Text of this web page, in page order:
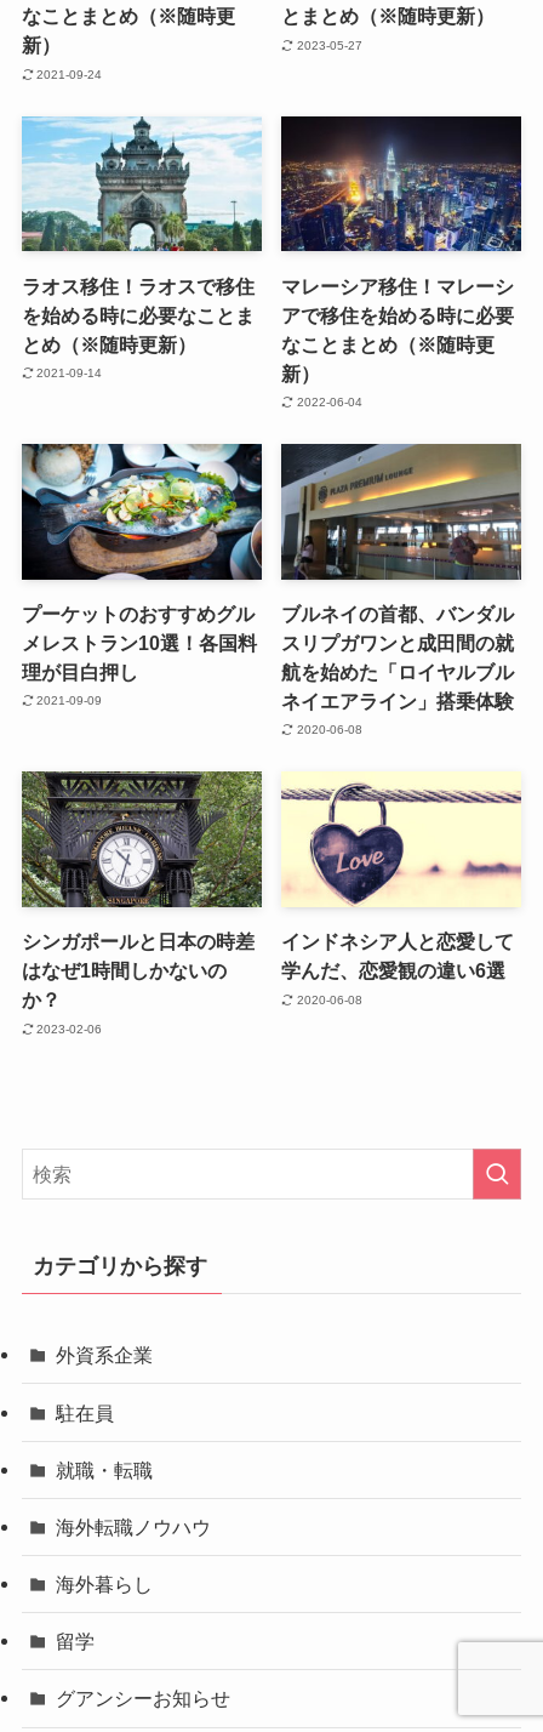
なことまとめ（※随時更
新）
2021-09-24
とまとめ（※随時更新）
2023-05-27
ラオス移住！ラオスで移住
を始める時に必要なことま
とめ（※随時更新）
2021-09-14
マレーシア移住！マレーシ
アで移住を始める時に必要
なことまとめ（※随時更
新）
2022-06-04
プーケットのおすすめグル
メレストラン10選！各国料
理が目白押し
2021-09-09
ブルネイの首都、バンダル
スリプガワンと成田間の就
航を始めた「ロイヤルブル
ネイエアライン」搭乗体験
2020-06-08
シンガポールと日本の時差
はなぜ1時間しかないの
か？
2023-02-06
インドネシア人と恋愛して
学んだ、恋愛観の違い6選
2020-06-08
カテゴリから探す
外資系企業
駐在員
就職・転職
海外転職ノウハウ
海外暮らし
留学
グアンシーお知らせ